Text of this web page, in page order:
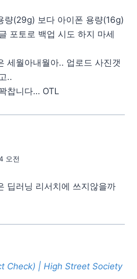
량(29g) 보다 아이폰 용량(16g)
포토로 백업 시도 하지 마세
세월아내월아.. 업로드 사진갯
..
찹니다… OTL
오전
딥러닝 리서치에 쓰지않을까
Check) | High Street Society